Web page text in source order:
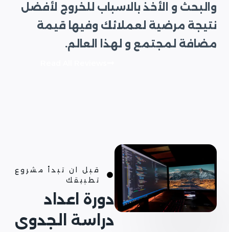
والبحث و الأخذ بالاسباب للخروج لأفضل
نتيجة مرضية لعملائك وفيها قيمة
مضافة لمجتمع و لهذا العالم.
قبل ان تبدأ مشروع
تطبيقك
دورة اعداد
دراسة الجدوى